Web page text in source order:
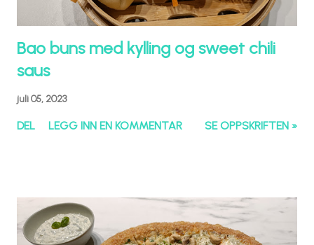
Bao buns med kylling og sweet chili
saus
juli 05, 2023
DEL LEGG INN EN KOMMENTAR SE OPPSKRIFTEN »